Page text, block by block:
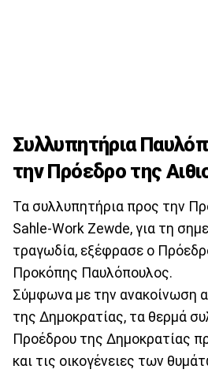
Συλλυπητήρια
την Πρόεδρο της
Τα συλλυπητήρια προς την
Sahle-Work Zewde, για τη
τραγωδία, εξέφρασε ο
Προκόπης Παυλόπουλος.
Σύμφωνα με την ανακοίνωση
της Δημοκρατίας, τα θερμά
Προέδρου της Δημοκρατίας
και τις οικογένειες των